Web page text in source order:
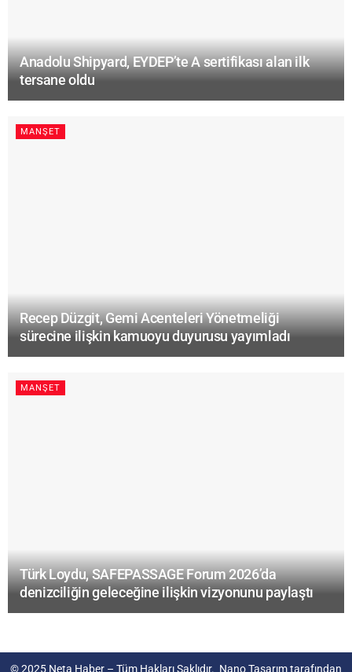
Anadolu Shipyard, EYDEP’te A sertifikası alan ilk
tersane oldu
MANŞET
Recep Düzgit, Gemi Acenteleri Yönetmeliği
sürecine ilişkin kamuoyu duyurusu yayımladı
MANŞET
Türk Loydu, SAFEPASSAGE Forum 2026’da
denizciliğin geleceğine ilişkin vizyonunu paylaştı
© 2025 Neta Haber – Tüm Hakları Saklıdır. Nano Tasarımtarafından